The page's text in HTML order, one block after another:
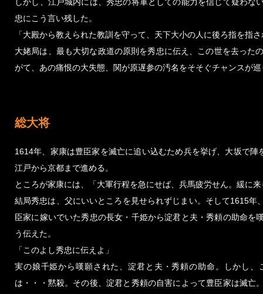
忠にこう言い残した。
「大殿から教えられた教訓を守って、天下大小の人に後ろ指を指
大姥局は、最も大切な政道の原則を秀忠に伝え、この世を去っ
がて、あの痛恨の大失態、関が原遅参の汚名をそそぐチャンスが
総大将
1614年、家康は豊臣家を滅亡に追い込むため兵を挙げ、大坂で
江戸から京都まで進める。
ところが家康には、「大軍行程を急にせば、兵馬疲労せん。緩に
結局秀忠は、父にいいところを見せられずじまい。そして1615
臣家に嫁いでいた秀忠の長女・千姫から淀君と夫・秀頼の助命
う伝えた。
「このよし秀忠に伝えよ」
実の娘千姫から嘆願された、淀君と夫・秀頼の助命。しかし
は・・・黙殺。その後、淀君と秀頼の自害によって豊臣家は滅